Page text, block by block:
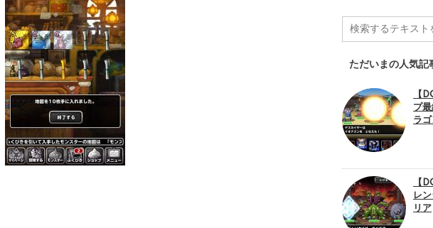
ただいまの人気記
【
プ
ラ
【
レ
リア